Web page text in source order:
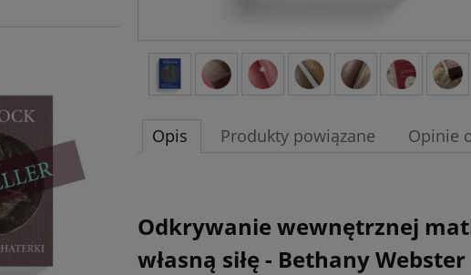
Opis Produkty powiązane Opinie
Odkrywanie wewnętrznej
własną siłę - Bethany Webster